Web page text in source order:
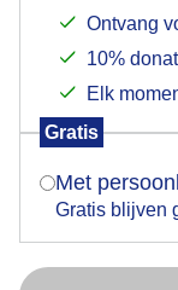
Ontvang
10%
Elk
Gratis
Met
Gratis blijven
Indien je hier
verschijnt er
Is